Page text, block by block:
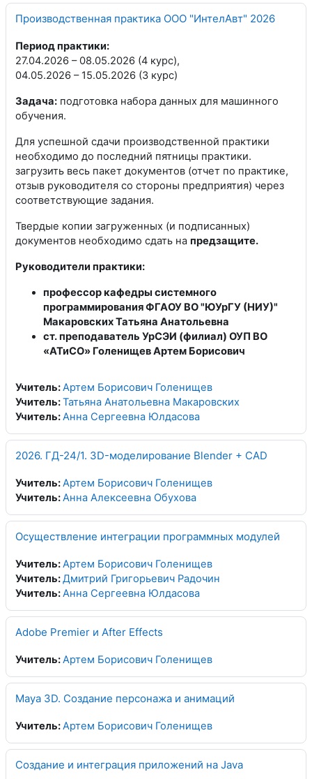
Производственная практика ООО "ИнтелАвт" 2026
Период практики:
27.04.2026 – 08.05.2026 (4 курс),
04.05.2026 – 15.05.2026 (3 курс)
Задача: подготовка набора данных для машинного
обучения.
Для успешной сдачи производственной практики
необходимо до последний пятницы практики.
загрузить весь пакет документов (отчет по практике,
отзыв руководителя со стороны предприятия) через
соответствующие задания.
Твердые копии загруженных (и подписанных)
документов необходимо сдать на предзащите.
Руководители практики:
профессор кафедры системного
программирования ФГАОУ ВО "ЮУрГУ (НИУ)"
Макаровских Татьяна Анатольевна
ст. преподаватель УрСЭИ (филиал) ОУП ВО
«АТиСО» Голенищев Артем Борисович
Учитель:Артем Борисович Голенищев
Учитель:Татьяна Анатольевна Макаровских
Учитель:Анна Сергеевна Юлдасова
2026. ГД-24/1. 3D-моделирование Blender + CAD
Учитель:Артем Борисович Голенищев
Учитель:Анна Алексеевна Обухова
Осуществление интеграции программных модулей
Учитель:Артем Борисович Голенищев
Учитель:Дмитрий Григорьевич Радочин
Учитель:Анна Сергеевна Юлдасова
Adobe Premier и After Effects
Учитель:Артем Борисович Голенищев
Maya 3D. Создание персонажа и анимаций
Учитель:Артем Борисович Голенищев
Создание и интеграция приложений на Java